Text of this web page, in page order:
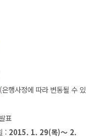
(은행사정에 따라 변동될 수 있
표
: 2015. 1. 29(목)～ 2.